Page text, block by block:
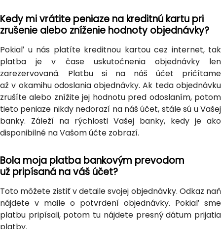
Kedy mi vrátite peniaze na kreditnú kartu pri
zrušenie alebo zníženie hodnoty objednávky?
Pokiaľ u nás platíte kreditnou kartou cez internet, tak
platba je v čase uskutočnenia objednávky len
zarezervovaná. Platbu si na náš účet pričítame
až v okamihu odoslania objednávky. Ak teda objednávku
zrušíte alebo znížite jej hodnotu pred odoslaním, potom
tieto peniaze nikdy nedorazí na náš účet, stále sú u Vašej
banky. Záleží na rýchlosti Vašej banky, kedy je ako
disponibilné na Vašom účte zobrazí.
Bola moja platba bankovým prevodom
už pripísaná na váš účet?
Toto môžete zistiť v detaile svojej objednávky. Odkaz naň
nájdete v maile o potvrdení objednávky. Pokiaľ sme
platbu pripísali, potom tu nájdete presný dátum prijatia
platby.